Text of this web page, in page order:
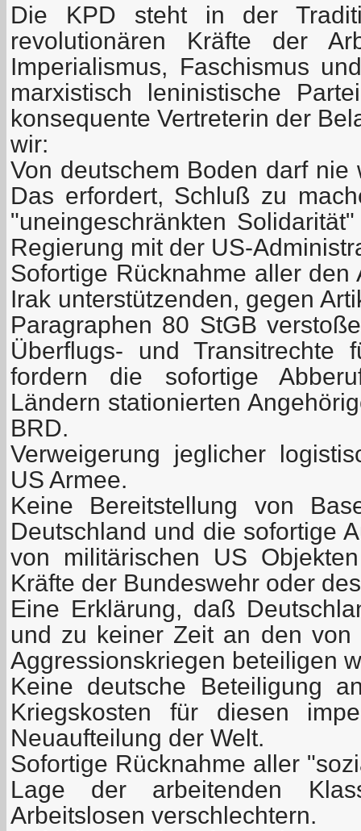
Die KPD steht in der
revolutionären Kräfte der
Imperialismus, Faschismus
marxistisch leninistische
konsequente Vertreterin der
wir:
Von deutschem Boden darf
Das erfordert, Schluß zu
"uneingeschränkten
Regierung mit der US-
Sofortige Rücknahme aller den
Irak unterstützenden, gegen
Paragraphen 80 StGB
Überflugs- und Transitrechte
fordern die sofortige
Ländern stationierten
BRD.
Verweigerung jeglicher
US Armee.
Keine Bereitstellung von
Deutschland und die sofortige
von militärischen US
Kräfte der Bundeswehr oder
Eine Erklärung, daß
und zu keiner Zeit an den von
Aggressionskriegen beteiligen
Keine deutsche Beteiligung
Kriegskosten für diesen
Neuaufteilung der Welt.
Sofortige Rücknahme aller
Lage der arbeitenden
Arbeitslosen verschlechtern.